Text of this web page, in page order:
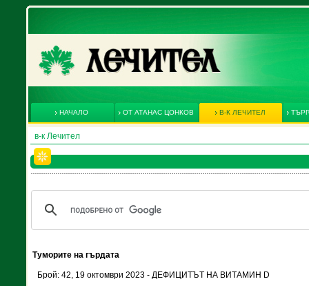
НАЧАЛО ОТ АТАНАС ЦОНКОВ В-К ЛЕЧИТЕЛ
в-к Лечител
Туморите на гърдата
Брой: 42, 19 октомври 2023 - ДЕФИЦИТЪТ НА ВИТАМИН D